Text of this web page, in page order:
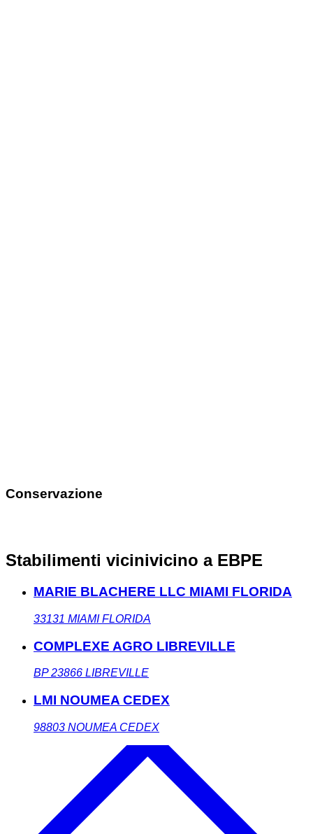
Conservazione
Stabilimenti vicinivicino a EBPE
MARIE BLACHERE LLC MIAMI FLORIDA
33131 MIAMI FLORIDA
COMPLEXE AGRO LIBREVILLE
BP 23866 LIBREVILLE
LMI NOUMEA CEDEX
98803 NOUMEA CEDEX